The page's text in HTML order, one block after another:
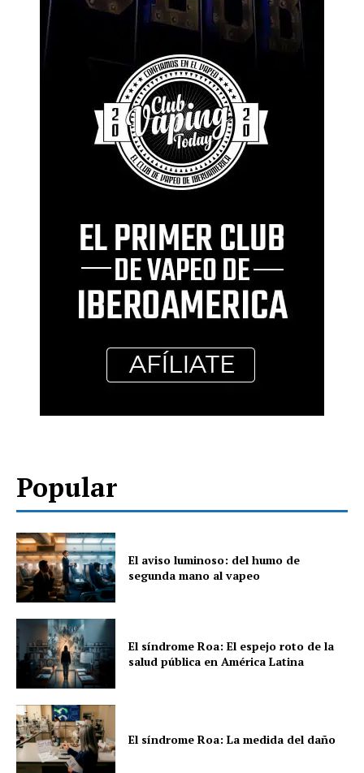
Popular
El aviso luminoso: del humo de
segunda mano al vapeo
El síndrome Roa: El espejo roto de la
salud pública en América Latina
El síndrome Roa: La medida del daño